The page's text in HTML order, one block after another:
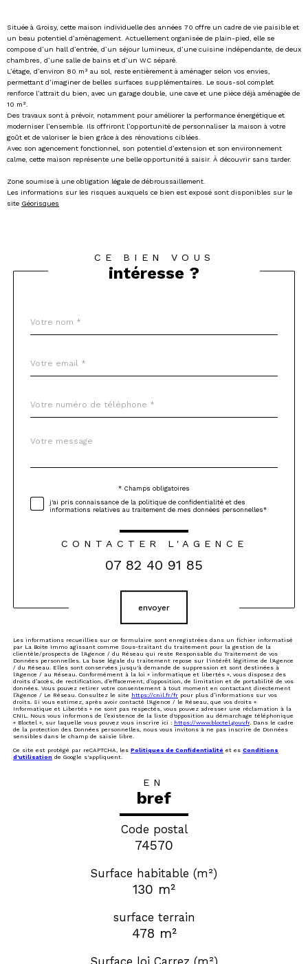
Située à Groisy, cette maison individuelle des années 70 offre un cadre de vie paisible et
un beau potentiel d’aménagement. Actuellement organisée de plain-pied, elle se
compose d’un hall d’entrée, d’un séjour lumineux, d’une cuisine indépendante, de deux
chambres, d’une salle de bains et d’un WC séparé.
L’étage, d’environ 80 m² au sol, reste entièrement à aménager selon vos envies,
permettant d’imaginer de belles surfaces supplémentaires. Le sous-sol complet
renforce l’attrait du bien, avec un garage double, une cave et une pièce déjà aménagée de
10 m².
Des travaux sont à prévoir, notamment pour améliorer la performance énergétique et
moderniser l’ensemble. Ils offriront l’opportunité de personnaliser la maison à votre
goût et de valoriser le bien grâce à des rénovations ciblées.
Avec son agencement fonctionnel, son potentiel d’extension et son environnement
calme, cette maison représente une belle opportunité à saisir. À découvrir sans tarder.
Zone soumise à une obligation légale de débroussaillement.
Les informations sur les risques auxquels ce bien est exposé sont disponibles sur le
site Géorisques
CE BIEN VOUS
intéresse ?
*
*
*
Fieldset
Message
*
* Champs obligatoires
j'ai pris connaissance de la politique de confidentialité et des
informations relatives au traitement de mes données personnelles*
CONTACTER L'AGENCE
07 82 40 91 85
envoyer
Les informations recueillies sur ce formulaire sont enregistrées dans un fichier informatisé
par La Boite Immo agissant comme Sous-traitant du traitement pour la gestion de la
clientèle/prospects de l'Agence / du Réseau qui reste Responsable du Traitement de vos
Données personnelles. La base légale du traitement repose sur l'intérêt légitime de l'Agence
/ du Réseau. Elles sont conservées jusqu'à demande de suppression et sont destinées à
l'Agence / au Réseau. Conformément à la loi « informatique et libertés », vous disposez des
droits d’accès, de rectification, d’effacement, d’opposition, de limitation et de portabilité de vos
données. Vous pouvez retirer votre consentement à tout moment en contactant directement
l’Agence / Le Réseau. Consultez le site https://cnil.fr/fr pour plus d’informations sur vos
droits. Si vous estimez, après avoir contacté l'Agence / le Réseau, que vos droits «
Informatique et Libertés » ne sont pas respectés, vous pouvez adresser une réclamation à la
CNIL. Nous vous informons de l’existence de la liste d'opposition au démarchage téléphonique
« Bloctel », sur laquelle vous pouvez vous inscrire ici : https://www.bloctel.gouv.fr. Dans le cadre
de la protection des Données personnelles, nous vous invitons à ne pas inscrire de Données
sensibles dans le champ de saisie libre.
Ce site est protégé par reCAPTCHA, les Politiques de Confidentialité et es Conditions
d'utilisation de Google s'appliquent.
EN
bref
Code postal
74570
Surface habitable (m²)
130 m²
surface terrain
478 m²
Surface loi Carrez (m²)